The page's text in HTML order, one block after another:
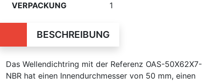
VERPACKUNG 1
BESCHREIBUNG
Das Wellendichtring mit der Referenz OAS-50X62X7-
NBR hat einen Innendurchmesser von 50 mm, einen